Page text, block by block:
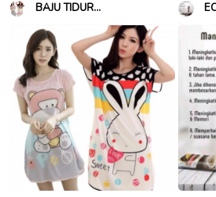
BAJU TIDUR...